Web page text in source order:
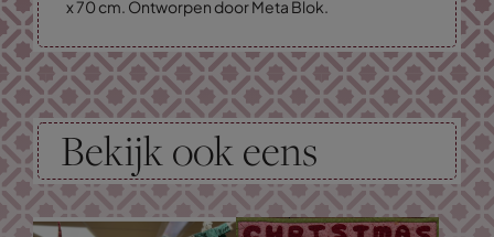
x 70 cm. Ontworpen door Meta Blok.
Bekijk ook eens